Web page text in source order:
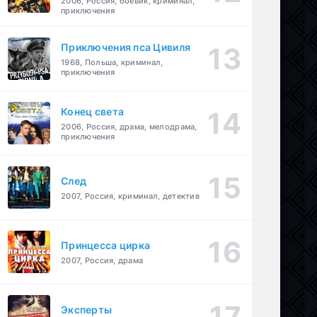
приключения
Приключения пса Цивиля
1968, Польша, криминал,
приключения
Конец света
2006, Россия, драма, мелодрама,
приключения
След
2007, Россия, криминал, детектив
Принцесса цирка
2007, Россия, драма
Эксперты